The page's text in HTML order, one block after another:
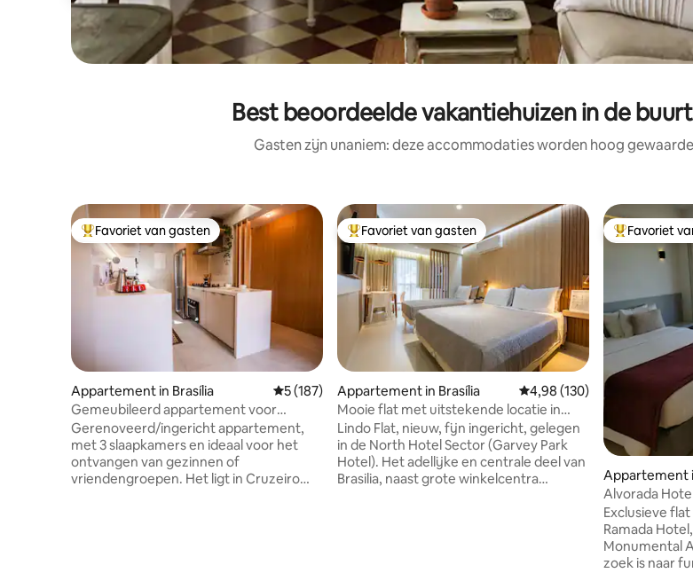
Best beoordeelde vakantiehuizen in de
Gasten zijn unaniem: deze accommodaties worden hoog
Topfavoriet van gasten
Favoriet van gasten
Appartement in Brasília Gemiddelde beoordeling van 5 op 5, 187 recensies
5 (187)
Gemeubileerd appartement voor
gezinnen
Gerenoveerd/ingericht appartement,
met 3 slaapkamers en ideaal voor het
ontvangen van gezinnen of
vriendengroepen. Het ligt in Cruzeiro
Topfavoriet van gasten
Favoriet van gasten
Appartement in Brasília Gemiddelde beoordeling
4,98 (130)
Mooie flat met uitstekende locatie in
Brasilia
Lindo Flat, nieuw, fijn ingericht, gelegen
in de North Hotel Sector (Garvey Park
Hotel). Het adellijke en centrale deel van
Brasilia, naast grote winkelcentra
Topfavoriet
Favoriet
Appartement
Alvorada
Monumentale
Exclusieve
Ramada
Monumental
zoek is naar